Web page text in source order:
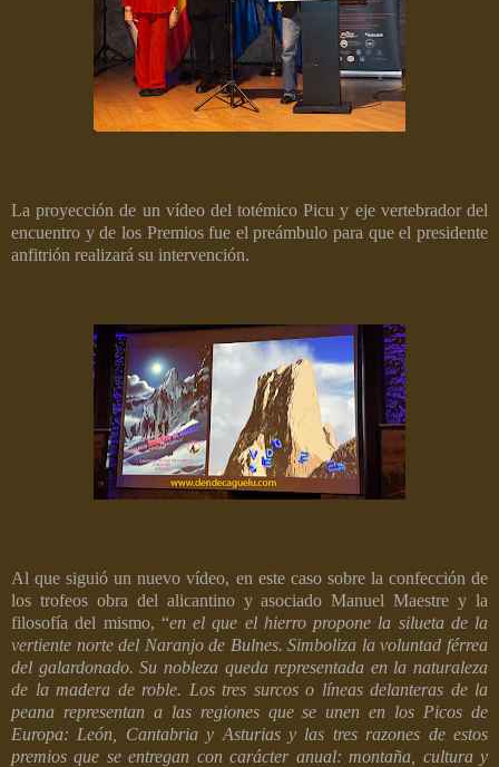
La proyección de un vídeo del totémico Picu y eje vertebrador del
encuentro y de los Premios fue el preámbulo para que el presidente
anfitrión realizará su intervención.
Al que siguió un nuevo vídeo, en este caso sobre la confección de
los trofeos obra del alicantino y asociado Manuel Maestre y la
filosofía del mismo, “en el que el hierro propone la silueta de la
vertiente norte del Naranjo de Bulnes. Simboliza la voluntad férrea
del galardonado. Su nobleza queda representada en la naturaleza
de la madera de roble. Los tres surcos o líneas delanteras de la
peana representan a las regiones que se unen en los Picos de
Europa: León, Cantabria y Asturias y las tres razones de estos
premios que se entregan con carácter anual: montaña, cultura y